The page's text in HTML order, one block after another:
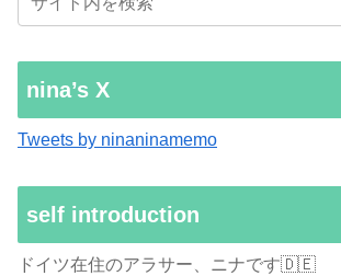
nina’s X
Tweets by ninaninamemo
self introduction
ドイツ在住のアラサー、ニナです🇩🇪